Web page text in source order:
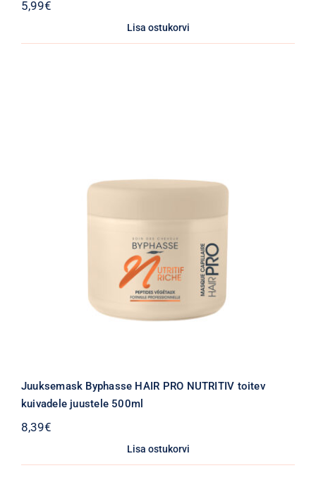
5,99€
Lisa ostukorvi
Juuksemask Byphasse HAIR PRO NUTRITIV toitev
kuivadele juustele 500ml
8,39€
Lisa ostukorvi